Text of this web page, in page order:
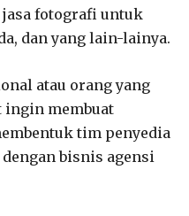
fotografi untuk
dan yang lain-lainya.
atau orang yang
ingin membuat
tim penyedia
bisnis agensi